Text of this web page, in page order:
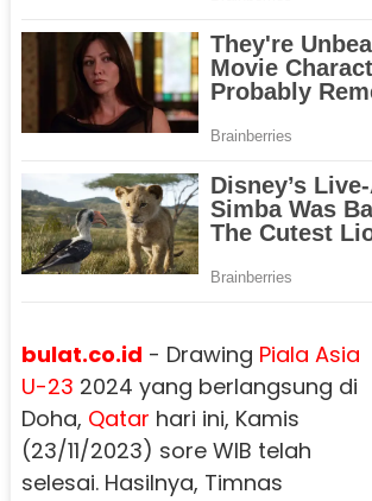
bulat.co.id - Drawing Piala Asia
U-23 2024 yang berlangsung di
Doha, Qatar hari ini, Kamis
(23/11/2023) sore WIB telah
selesai. Hasilnya, Timnas